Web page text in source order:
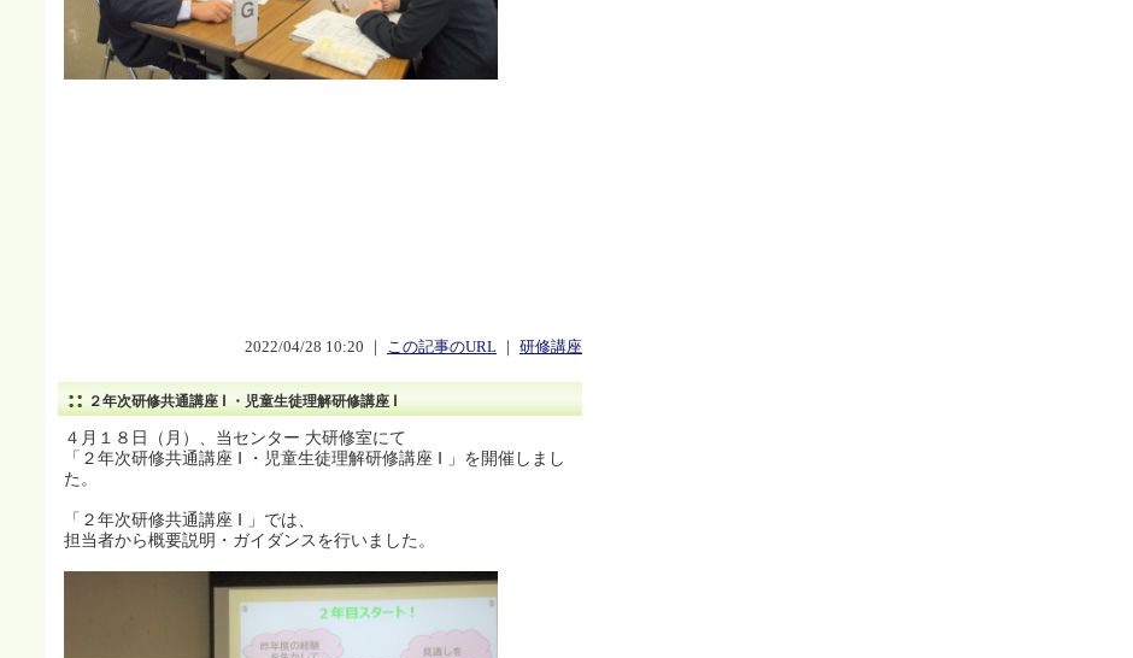
2022/04/28 10:20 ｜ この記事のURL 研修講座
２年次研修共通講座 Ⅰ ・児童生徒理解研修講座 Ⅰ
４月１８日（月）、当センター 大研修室にて
「２年次研修共通講座 Ⅰ ・児童生徒理解研修講座 Ⅰ 」を開催しまし
た。
「２年次研修共通講座 Ⅰ 」では、
担当者から概要説明・ガイダンスを行いました。